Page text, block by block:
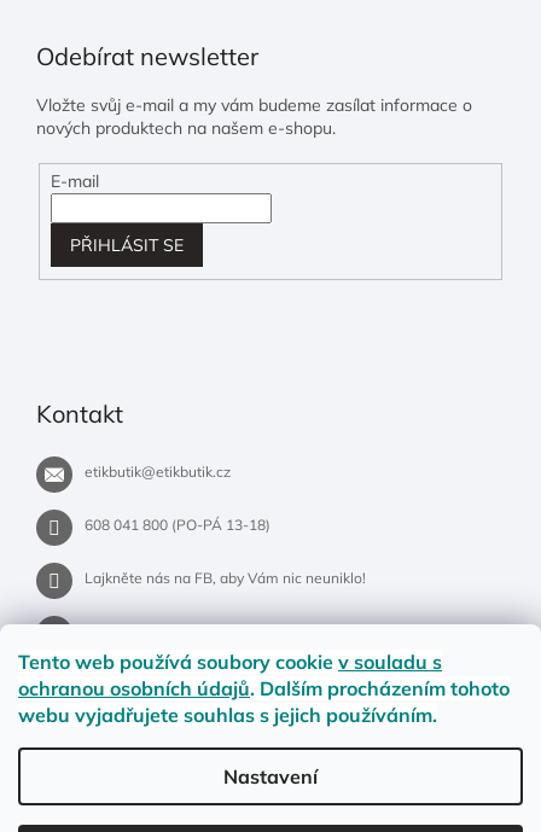
Tento web používá soubory cookie v souladu s
ochranou osobních údajů. Dalším procházením tohoto
webu vyjadřujete souhlas s jejich používáním.
Nastavení
Odebírat newsletter
Vložte svůj e-mail a my vám budeme zasílat informace o
nových produktech na našem e-shopu.
E-mail
PŘIHLÁSIT SE
Kontakt
etikbutik@etikbutik.cz
608 041 800 (PO-PÁ 13-18)
Lajkněte nás na FB, aby Vám nic neuniklo!
Jak na vrácení nebo reklamaci?
Obchodní podmínky Ochrana osobních údajů